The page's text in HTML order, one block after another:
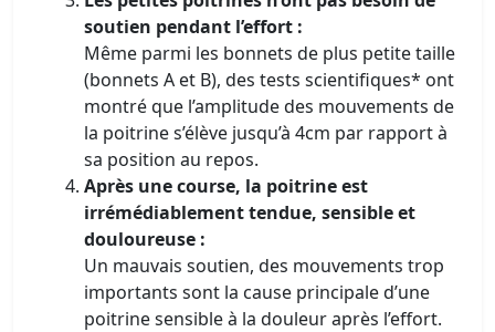
soutien pendant l’effort :
Même parmi les bonnets de plus petite taille
(bonnets A et B), des tests scientifiques* ont
montré que l’amplitude des mouvements de
la poitrine s’élève jusqu’à 4cm par rapport à
sa position au repos.
Après une course, la poitrine est
irrémédiablement tendue, sensible et
douloureuse :
Un mauvais soutien, des mouvements trop
importants sont la cause principale d’une
poitrine sensible à la douleur après l’effort.